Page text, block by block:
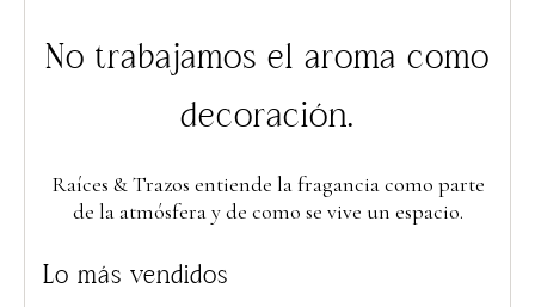
No trabajamos el aroma como
decoración.
Raíces & Trazos entiende la fragancia como parte
de la atmósfera y de como se vive un espacio.
Lo más vendidos